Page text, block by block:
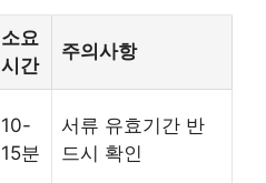
소요
시간
주의사항
10-
15분
서류 유효기간 반
드시 확인